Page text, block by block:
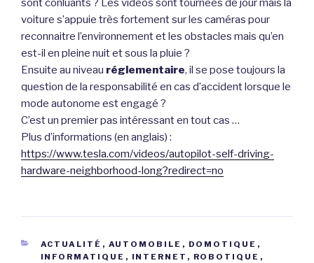
sont conluants ? Les vidéos sont tournées de jour mais la
voiture s’appuie très fortement sur les caméras pour
reconnaitre l’environnement et les obstacles mais qu’en
est-il en pleine nuit et sous la pluie ?
Ensuite au niveau réglementaire, il se pose toujours la
question de la responsabilité en cas d’accident lorsque le
mode autonome est engagé ?
C’est un premier pas intéressant en tout cas …
Plus d’informations (en anglais) :
https://www.tesla.com/videos/autopilot-self-driving-
hardware-neighborhood-long?redirect=no
CATÉGORIES
ACTUALITÉ , AUTOMOBILE , DOMOTIQUE ,
INFORMATIQUE , INTERNET , ROBOTIQUE ,